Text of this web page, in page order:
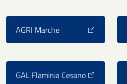
AGRI Marche
GAL Flaminia Cesano